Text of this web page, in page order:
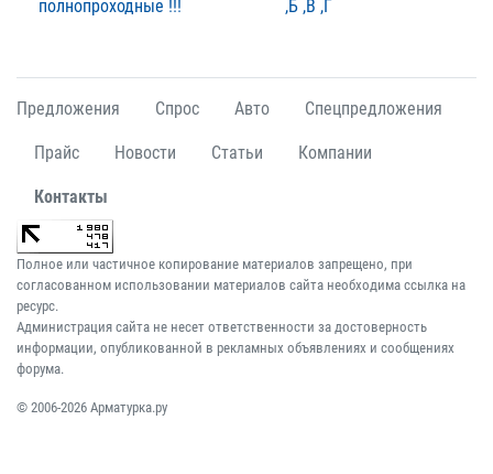
полнопроходные !!!
,Б ,В ,Г
Предложения Спрос Авто Спецпредложения
Прайс Новости Статьи Компании
Контакты
Полное или частичное копирование материалов запрещено, при
согласованном использовании материалов сайта необходима ссылка на
ресурс.
Администрация сайта не несет ответственности за достоверность
информации, опубликованной в рекламных объявлениях и сообщениях
форума.
© 2006-2026 Арматурка.ру